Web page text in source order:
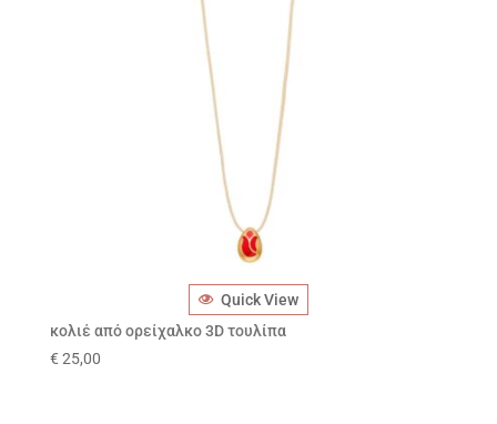
Quick View
κολιέ από ορείχαλκο 3D τουλίπα
€ 25,00